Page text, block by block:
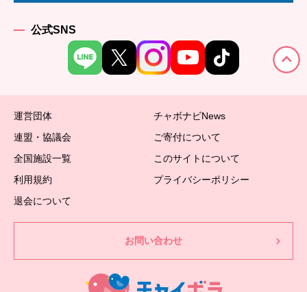
公式SNS
運営団体
チャボナビNews
連盟・協議会
ご寄付について
全国施設一覧
このサイトについて
利用規約
プライバシーポリシー
退会について
お問い合わせ